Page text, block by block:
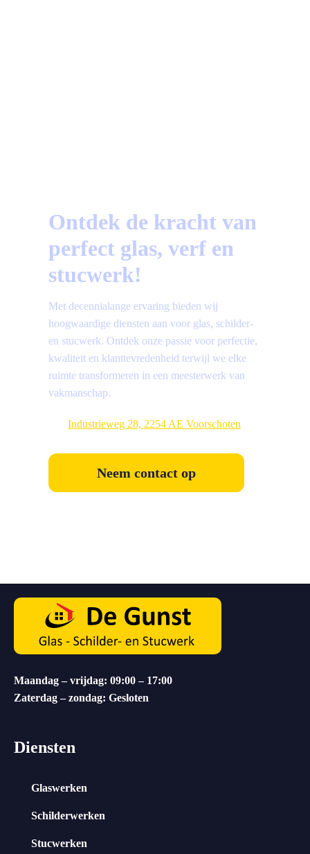
Ontdek de kracht van
perfect glas, verf en
stucwerk!
Met decennialange ervaring bieden wij
hoogwaardige diensten aan voor glas, schilder-
en stucwerk. Ontdek onze passie voor perfectie,
kwaliteit en klanttevredenheid terwijl we elke
ruimte transformeren in een meesterwerk van
vakmanschap.
Industrieweg 28, 2254 AE Voorschoten
Neem contact op
Maandag – vrijdag: 09:00 – 17:00
Zaterdag – zondag: Gesloten
Diensten
Glaswerken
Schilderwerken
Stucwerken